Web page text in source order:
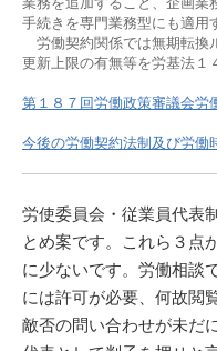
手続きを専門業務型にも適用
労働契約関係では無期転換
更新上限の有無等を労基法１
第１８７回労働政策審議会労
今後の労働契約法制及び労働
労使委員会・従業員代表
とめ案です。これら３点
に少ないです。労働相談
には許可が必要、何故閲
敵否の問い合わせが未だ